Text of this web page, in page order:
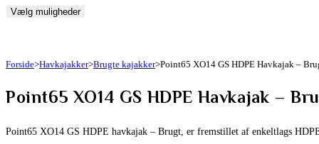
Vælg muligheder
Forside>Havkajakker>Brugte kajakker>Point65 XO14 GS HDPE Havkajak –
Point65 XO14 GS HDPE Havkajak –
Point65 XO14 GS HDPE havkajak – Brugt, er fremstillet af enkeltlags